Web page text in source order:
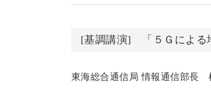
[基調講演] 「５Ｇによる
東海総合通信局 情報通信部長